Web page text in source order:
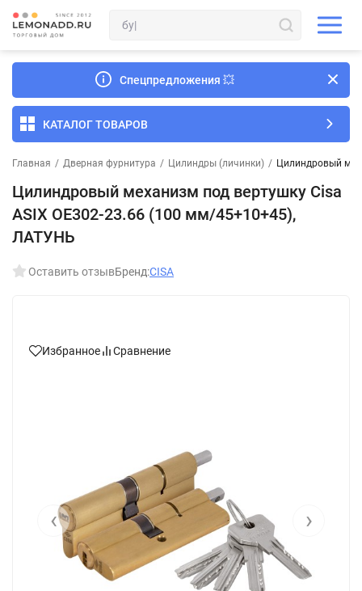
Спецпредложения 💥
КАТАЛОГ ТОВАРОВ
Главная / Дверная фурнитура / Цилиндры (личинки) / Цилиндровый
Цилиндровый механизм под вертушку Cisa
ASIX OE302-23.66 (100 мм/45+10+45),
ЛАТУНЬ
Оставить отзывБренд:CISA
Избранное Сравнение
‹ ›